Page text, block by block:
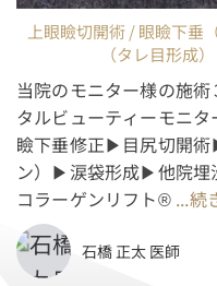
上眼瞼切開術 / 眼瞼下垂
（タレ目形成
当院のモニター様の施
タルビューティーモニ
瞼下垂修正▶目尻切開
ン）▶涙袋形成▶他院埋
コラーゲンリフト® ...続
石橋 正太 医師